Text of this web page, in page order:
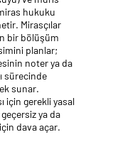
hukuku
Mirasçılar
bir bölüşüm
planlar;
noter ya da
sürecinde
sunar.
için gerekli yasal
ya da
dava açar.